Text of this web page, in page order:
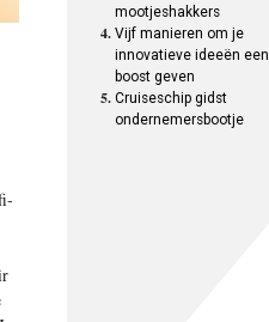
mootjeshakkers
Vijf manieren om je
innovatieve ideeën een
boost geven
Cruiseschip gidst
ondernemersbootje